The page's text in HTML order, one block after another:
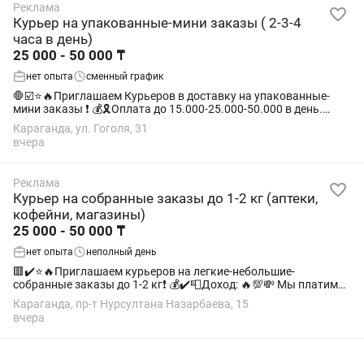
Реклама
Курьер на упакованные-мини заказы ( 2-3-4
часа в день)
25 000 - 50 000 ₸
нет опыта сменный график
🛑☑️⭐️🔥Приглашаем Курьеров в доставку на упакованные-
мини заказы ❗️ 💰🎗️Оплата до 15.000-25.000-50.000 в день.
☑️Курьеры нужны: 1.Пеший - пешком 2.Авто - на автомобиле
3.Вело - на...
Караганда, ул. Гоголя, 31
вчера
Реклама
Курьер на собранные заказы до 1-2 кг (аптеки,
кофейни, магазины)
25 000 - 50 000 ₸
нет опыта неполный день
🟥✔️⭐️🔥Приглашаем курьеров на легкие-небольшие-
собранные заказы до 1-2 кг❗️ 💰✔️📮Доход: 🔥💯💸 Mы платим
много - до 18.000-25.000-50.000 тг в день 🧮✔️Курьеры нужны:
1. Пеший - пешком 2. Авто-...
Караганда, пр-т Нурсултана Назарбаева, 15
вчера